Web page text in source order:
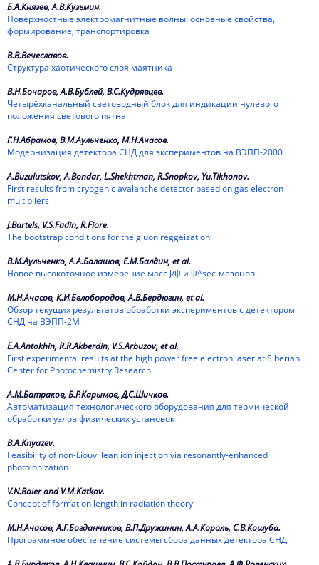
1985
1983
1982
1980
1979
1977
1976
1975
1974
1973
1972
1971
1969
1968
1966
Б.А.Князев, А.В.Кузьмин.
Поверхностные электромагнитные волны: основные свойства,
формирование, транспортировка
В.В.Вечеславов.
Структура хаотического слоя маятника
В.Н.Бочаров, А.В.Бублей, В.С.Кудрявцев.
Четырёхканальный световодный блок для индикации нулевого
положения светового пятна
Г.Н.Абрамов, В.М.Аульченко, М.Н.Ачасов.
Модернизация детектора СНД для экспериментов на ВЭПП-2000
A.Buzulutskov, A.Bondar, L.Shekhtman, R.Snopkov, Yu.Tikhonov.
First results from cryogenic avalanche detector based on gas electron
multipliers
J.Bartels, V.S.Fadin, R.Fiore.
The bootstrap conditions for the gluon reggeization
В.М.Аульченко, А.А.Балашов, Е.М.Балдин, et al.
Новое высокоточное измерение масс J/ψ и ψ^sec-мезонов
М.Н.Ачасов, К.И.Белобородов, А.В.Бердюгин, et al.
Обзор текущих результатов обработки экспериментов с детектором
СНД на ВЭПП-2М
E.A.Antokhin, R.R.Akberdin, V.S.Arbuzov, et al.
First experimental results at the high power free electron laser at Siberian
Center for Photochemistry Research
А.М.Батраков, Б.Р.Карымов, Д.С.Шичков.
Автоматизация технологического оборудования для термической
обработки узлов физических установок
B.A.Knyazev.
Feasibility of non-Liouvillean ion injection via resonantly-enhanced
photoionization
V.N.Baier and V.M.Katkov.
Concept of formation length in radiation theory
М.Н.Ачасов, А.Г.Богданчиков, В.П.Дружинин, А.А.Король, С.В.Кошуба.
Программное обеспечение системы сбора данных детектора СНД